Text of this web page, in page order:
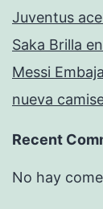
Juventus
Saka Brilla
Messi
nueva
Recent
No hay